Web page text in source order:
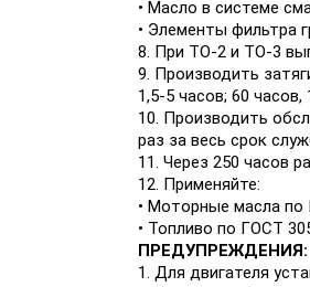
• Масло в системе
• Элементы фильтра
8. При ТО-2 и ТО-3
9. Производить
1,5-5 часов; 60
10. Производить
раз за весь срок
11. Через 250 часов
12. Применяйте:
• Моторные масла
• Топливо по ГОСТ
ПРЕДУПРЕЖДЕНИЯ:
1. Для двигателя